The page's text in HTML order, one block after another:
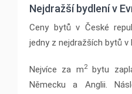
Nejdražší bydlení v
Ceny bytů v České
jedny z nejdražších bytů v
Nejvíce za m2bytu
Německu a Anglii.